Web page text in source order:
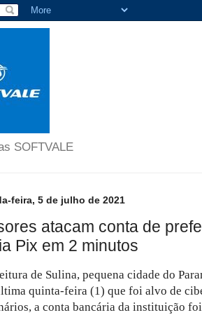
SOFTVALE
feira, 5 de julho de 2021
atacam conta de
Pix em 2 minutos
de Sulina, pequena cidade do
quinta-feira (1) que foi alvo de
a conta bancária da instituição